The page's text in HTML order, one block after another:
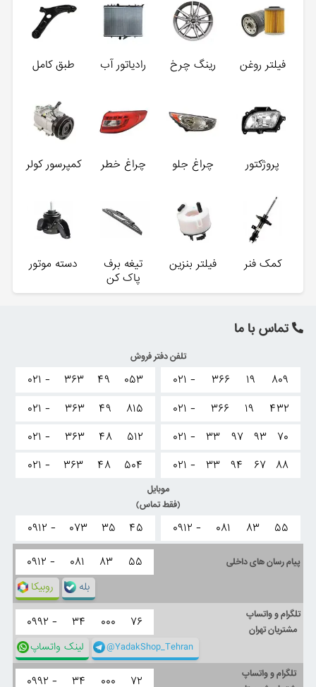
فیلتر روغن رینگ چرخ رادیاتور آب طبق کامل
پروژکتور چراغ جلو چراغ خطر کمپرسور کولر
کمک فنر فیلتر بنزین
تیغه برف
پاک کن
دسته موتور
تماس با ما
تلفن دفتر فروش
۰۲۱ - ۳۶۶ ۱۹
۸۰۹
۰۲۱ -
۳۶۶ ۱۹
۴۳۲
۰۲۱ -
۳۳ ۹۷ ۹۳
۷۰
۰۲۱ -
۳۳ ۹۴ ۶۷ ۸۸
۰۲۱ - ۳۶۳ ۴۹
۰۵۳
۰۲۱ -
۳۶۳ ۴۹
۸۱۵
۰۲۱ -
۳۶۳ ۴۸
۵۱۲
۰۲۱ -
۳۶۳ ۴۸ ۵۰۴
موبایل
(فقط تماس)
۰۹۱۲ - ۰۸۱ ۸۳ ۵۵ ۰۹۱۲ - ۰۷۳ ۳۵ ۴۵
پیام رسان های داخلی ۰۹۱۲ - ۰۸۱ ۸۳ ۵۵
روبیکا بله
تلگرام و واتساپ
مشتریان تهران
۰۹۹۲ - ۳۴ ۰۰۰ ۷۶
لینک واتساپ @YadakShop_Tehran
تلگرام و واتساپ
۰۹۹۲ - ۳۴ ۰۰۰ ۷۲